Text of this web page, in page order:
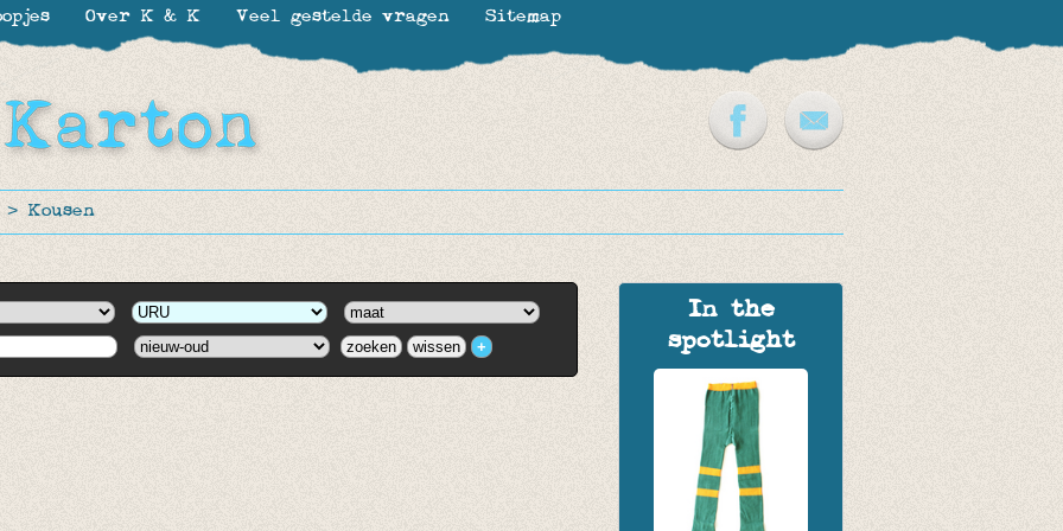
Kousen
In the
spotlight
Over K & K Veel gestelde vragen Sitemap